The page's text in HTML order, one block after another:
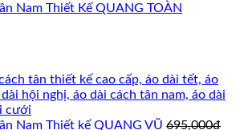
Nam Thiết Kế QUANG TOÀN
Nam Thiết kế QUANG VŨ 695,000₫